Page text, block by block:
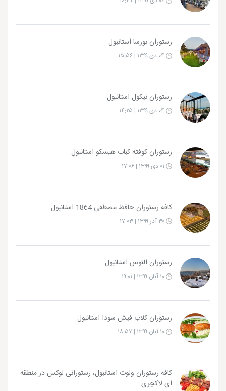
رستوران بورسا استانبول
رستوران نیکول استانبول
رستوران کوفته کباب هیسکو استانبول
کافه رستوران حافظ مصطفی 1864 استانبول
رستوران الئوس استانبول
رستوران کلاب فیش سودا استانبول
کافه رستوران ولوت استانبول، رستورانی لوکس در منطقه
ای لاکچری